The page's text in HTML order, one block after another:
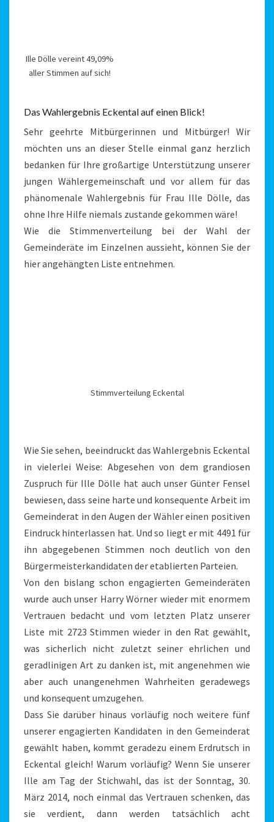
Ille Dölle vereint 49,09%
aller Stimmen auf sich!
Das Wahlergebnis Eckental auf einen Blick!
Sehr geehrte Mitbürgerinnen und Mitbürger! Wir
möchten uns an dieser Stelle einmal ganz herzlich
bedanken für Ihre großartige Unterstützung unserer
jungen Wählergemeinschaft und vor allem für das
phänomenale Wahlergebnis für Frau Ille Dölle, das
ohne Ihre Hilfe niemals zustande gekommen wäre!
Wie die Stimmenverteilung bei der Wahl der
Gemeinderäte im Einzelnen aussieht, können Sie der
hier angehängten Liste entnehmen.
Stimmverteilung Eckental
Wie Sie sehen, beeindruckt das Wahlergebnis Eckental
in vielerlei Weise: Abgesehen von dem grandiosen
Zuspruch für Ille Dölle hat auch unser Günter Fensel
bewiesen, dass seine harte und konsequente Arbeit im
Gemeinderat in den Augen der Wähler einen positiven
Eindruck hinterlassen hat. Und so liegt er mit 4491 für
ihn abgegebenen Stimmen noch deutlich von den
Bürgermeisterkandidaten der etablierten Parteien.
Von den bislang schon engagierten Gemeinderäten
wurde auch unser Harry Wörner wieder mit enormem
Vertrauen bedacht und vom letzten Platz unserer
Liste mit 2723 Stimmen wieder in den Rat gewählt,
was sicherlich nicht zuletzt seiner ehrlichen und
geradlinigen Art zu danken ist, mit angenehmen wie
aber auch unangenehmen Wahrheiten geradewegs
und konsequent umzugehen.
Dass Sie darüber hinaus vorläufig noch weitere fünf
unserer engagierten Kandidaten in den Gemeinderat
gewählt haben, kommt geradezu einem Erdrutsch in
Eckental gleich! Warum vorläufig? Wenn Sie unserer
Ille am Tag der Stichwahl, das ist der Sonntag, 30.
März 2014, noch einmal das Vertrauen schenken, das
sie verdient, dann werden tatsächlich acht